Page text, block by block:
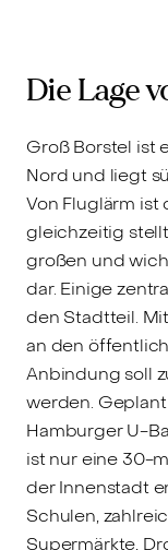
Die Lage
Groß Borstel ist
Nord und liegt
Von Fluglärm
gleichzeitig
großen und
dar. Einige
den Stadtteil.
an den
Anbindung soll
werden.
Hamburger U-
ist nur eine 30-
der Innenstadt
Schulen,
Supermärkte,